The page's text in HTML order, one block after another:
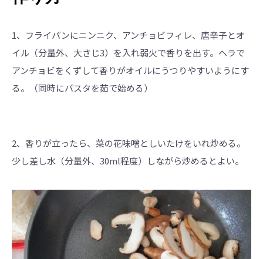
1、フライパンにニンニク、アンチョビフィレ、唐辛子とオ
イル（分量外、大さじ3）を入れ弱火で香りを出す。ヘラで
アンチョビをくずして香りがオイルにうつりやすいようにす
る。（同時にパスタを茹で始める）
2、香りが立ったら、菜の花味噌としいたけをいれ炒める。
少し差し水（分量外、30ml程度）しながら炒めるとよい。